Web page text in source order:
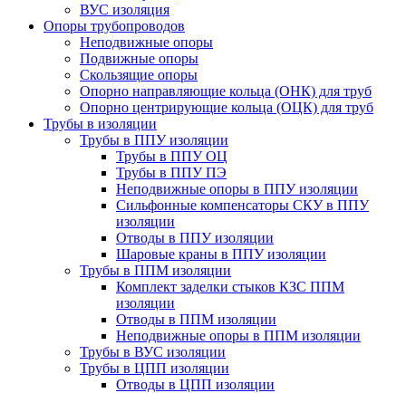
ВУС изоляция
Опоры трубопроводов
Неподвижные опоры
Подвижные опоры
Скользящие опоры
Опорно направляющие кольца (ОНК) для труб
Опорно центрирующие кольца (ОЦК) для труб
Трубы в изоляции
Трубы в ППУ изоляции
Трубы в ППУ ОЦ
Трубы в ППУ ПЭ
Неподвижные опоры в ППУ изоляции
Сильфонные компенсаторы СКУ в ППУ
изоляции
Отводы в ППУ изоляции
Шаровые краны в ППУ изоляции
Трубы в ППМ изоляции
Комплект заделки стыков КЗС ППМ
изоляции
Отводы в ППМ изоляции
Неподвижные опоры в ППМ изоляции
Трубы в ВУС изоляции
Трубы в ЦПП изоляции
Отводы в ЦПП изоляции